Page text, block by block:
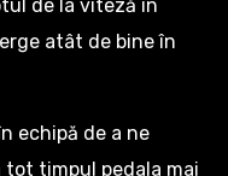
de la viteză în
atât de bine în
echipă de a ne
tot timpul pedala mai